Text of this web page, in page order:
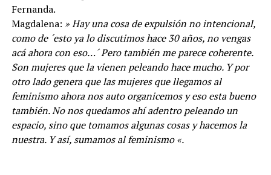
Fernanda.
Magdalena: » Hay una cosa de expulsión no intencional,
como de ´esto ya lo discutimos hace 30 años, no vengas
acá ahora con eso…´ Pero también me parece coherente.
Son mujeres que la vienen peleando hace mucho. Y por
otro lado genera que las mujeres que llegamos al
feminismo ahora nos auto organicemos y eso esta bueno
también. No nos quedamos ahí adentro peleando un
espacio, sino que tomamos algunas cosas y hacemos la
nuestra. Y así, sumamos al feminismo «.